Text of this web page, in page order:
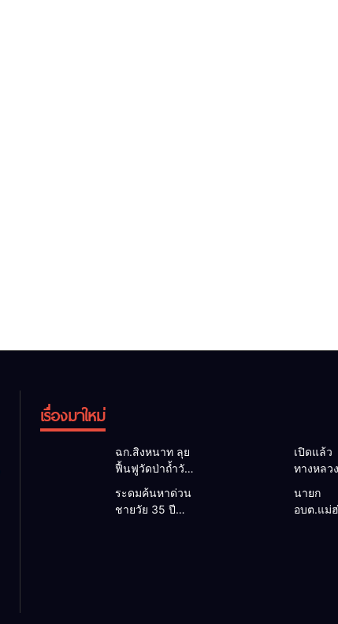
เรื่องมาใหม่
ฉก.สิงหนาท ลุย
ฟื้นฟูวัดป่าถ้ำวัว
ระดมกำลัง
เคลียร์ใต้สะพาน
ซ่อมคอสะพาน
เปิดแล้ว
ทางหลว
หลังคอส
แม่สุยะข
ระดมค้นหาด่วน
ชายวัย 35 ปี
นายก
อบต.แม่